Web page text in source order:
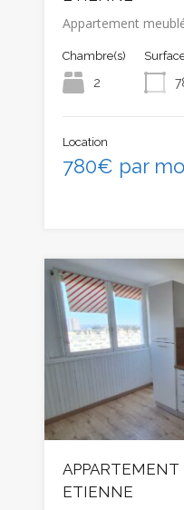
Appartement
Chambre(s)
2
Location
780€ par
APPARTEMENT
ETIENNE